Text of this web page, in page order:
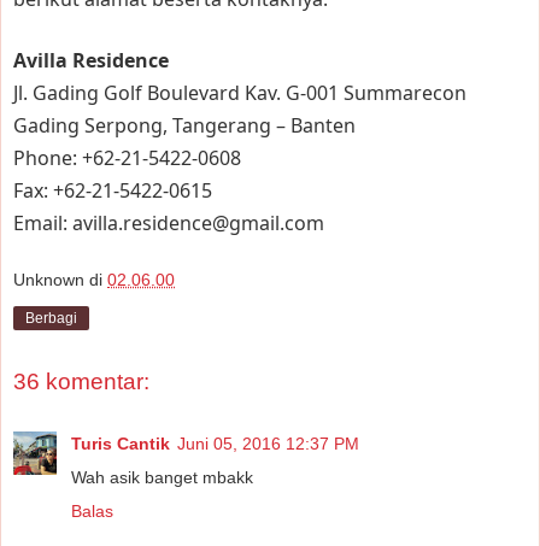
Avilla Residence
Jl. Gading Golf Boulevard Kav. G-001 Summarecon
Gading Serpong, Tangerang – Banten
Phone: +62-21-5422-0608
Fax: +62-21-5422-0615
Email: avilla.residence@gmail.com
Unknown di 02.06.00
Berbagi
36 komentar:
Turis Cantik Juni 05, 2016 12:37 PM
Wah asik banget mbakk
Balas